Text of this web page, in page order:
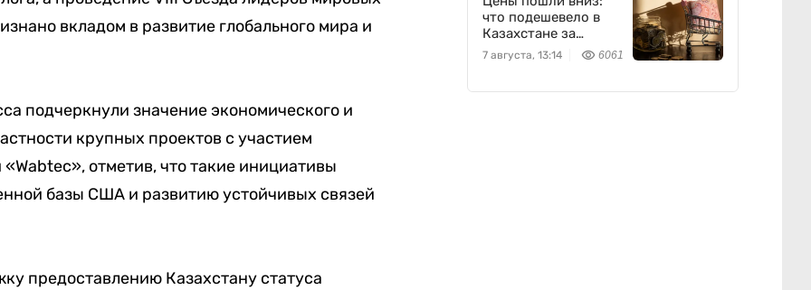
вкладом в развитие глобального мира и
подчеркнули значение экономического и
крупных проектов с участием
отметив, что такие инициативы
базы США и развитию устойчивых связей
предоставлению Казахстану статуса
что подешевело в
Казахстане за
неделю
7 августа, 13:14 6061